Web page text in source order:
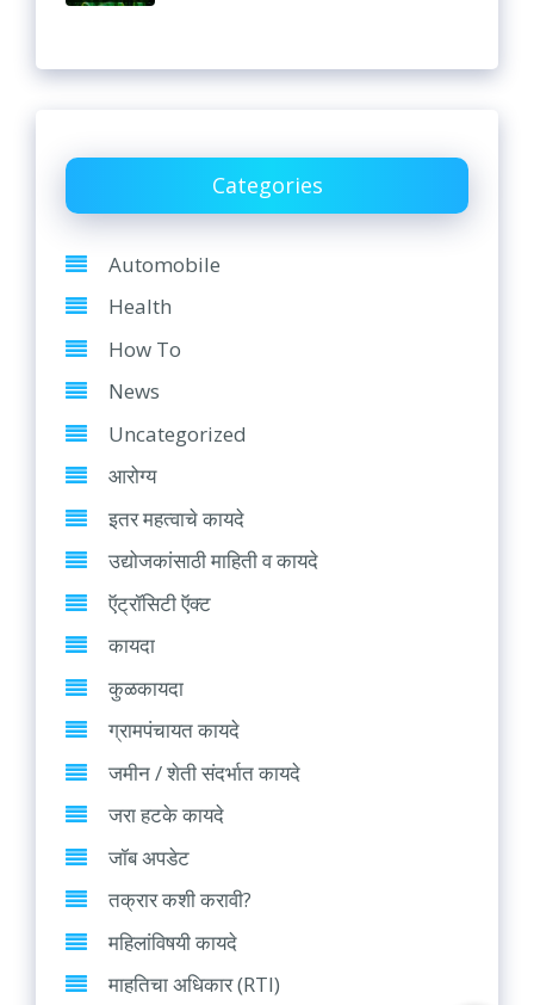
Categories
Automobile
Health
How To
News
Uncategorized
आरोग्य
इतर महत्वाचे कायदे
उद्योजकांसाठी माहिती व कायदे
ऍट्रॉसिटी ऍक्ट
कायदा
कुळकायदा
ग्रामपंचायत कायदे
जमीन / शेती संदर्भात कायदे
जरा हटके कायदे
जॉब अपडेट
तक्रार कशी करावी?
महिलांविषयी कायदे
माहतिचा अधिकार (RTI)